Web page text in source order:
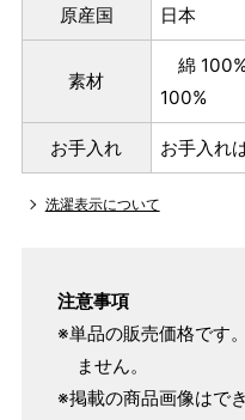
原産国 日本
素材
綿
100%
お手入れ お手入れ
洗濯表示について
注意事項
※単品の販売価格です
ません。
※掲載の商品画像はで